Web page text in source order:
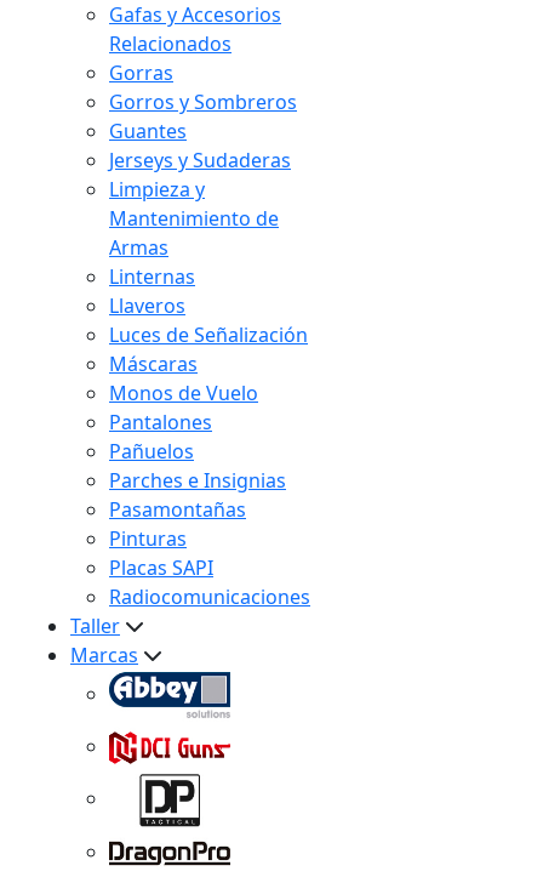
Gafas y Accesorios
Relacionados
Gorras
Gorros y Sombreros
Guantes
Jerseys y Sudaderas
Limpieza y
Mantenimiento de
Armas
Linternas
Llaveros
Luces de Señalización
Máscaras
Monos de Vuelo
Pantalones
Pañuelos
Parches e Insignias
Pasamontañas
Pinturas
Placas SAPI
Radiocomunicaciones
Taller
Marcas